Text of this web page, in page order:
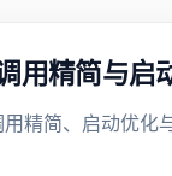
用精简与启
精简、启动优化